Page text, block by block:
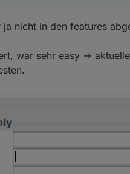
sind deine Widgets echt super
nicht in den features
war sehr easy ->